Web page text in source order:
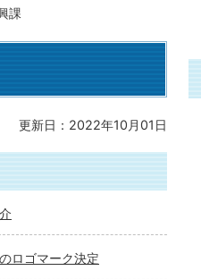
課
更新日：2022年10月01日
ロゴマーク決定